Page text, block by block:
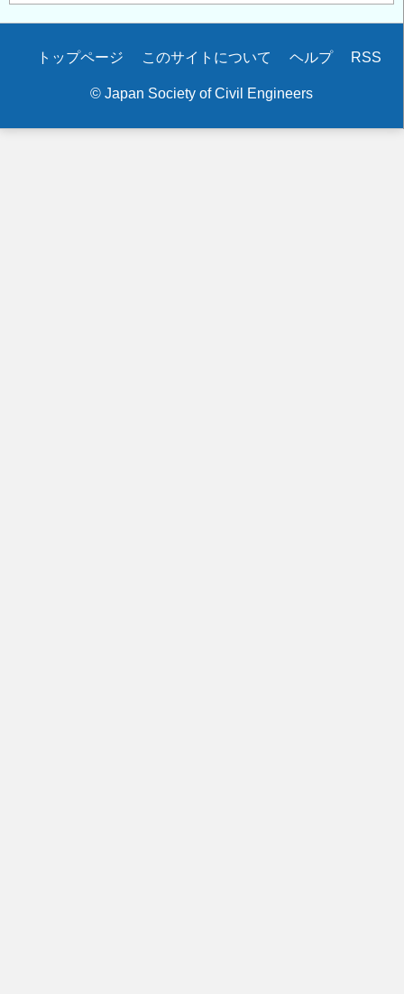
Secondary
トップページ このサイトについて ヘルプ RSS
© Japan Society of Civil Engineers